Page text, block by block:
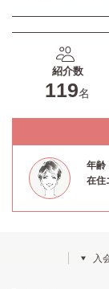
紹介数
119名
年齢
在住
入